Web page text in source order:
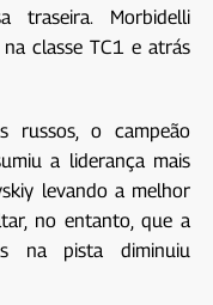
traseira. Morbidelli
classe TC1 e atrás
russos, o campeão
a liderança mais
levando a melhor
no entanto, que a
na pista diminuiu